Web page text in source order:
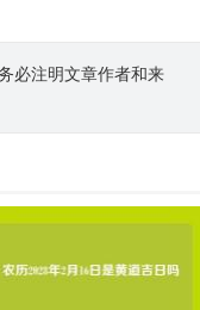
必注明文章作者和来